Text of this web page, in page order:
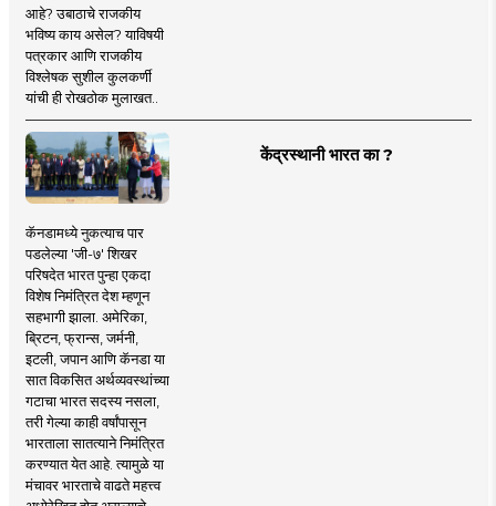
आहे? उबाठाचे राजकीय
भविष्य काय असेल? याविषयी
पत्रकार आणि राजकीय
विश्लेषक सुशील कुलकर्णी
यांची ही रोखठोक मुलाखत..
केंद्रस्थानी भारत का ?
कॅनडामध्ये नुकत्याच पार
पडलेल्या 'जी-७' शिखर
परिषदेत भारत पुन्हा एकदा
विशेष निमंत्रित देश म्हणून
सहभागी झाला. अमेरिका,
ब्रिटन, फ्रान्स, जर्मनी,
इटली, जपान आणि कॅनडा या
सात विकसित अर्थव्यवस्थांच्या
गटाचा भारत सदस्य नसला,
तरी गेल्या काही वर्षांपासून
भारताला सातत्याने निमंत्रित
करण्यात येत आहे. त्यामुळे या
मंचावर भारताचे वाढते महत्त्व